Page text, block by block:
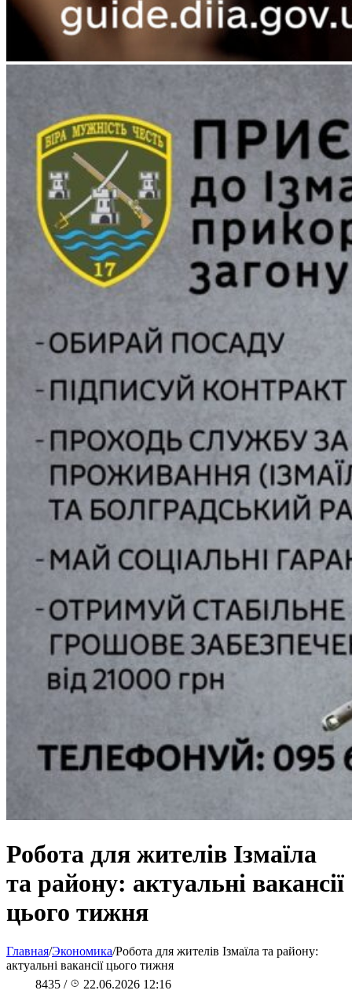
Робота для жителів Ізмаїла
та району: актуальні вакансії
цього тижня
Главная/Экономика/Робота для жителів Ізмаїла та району:
актуальні вакансії цього тижня
8435 / 22.06.2026 12:16